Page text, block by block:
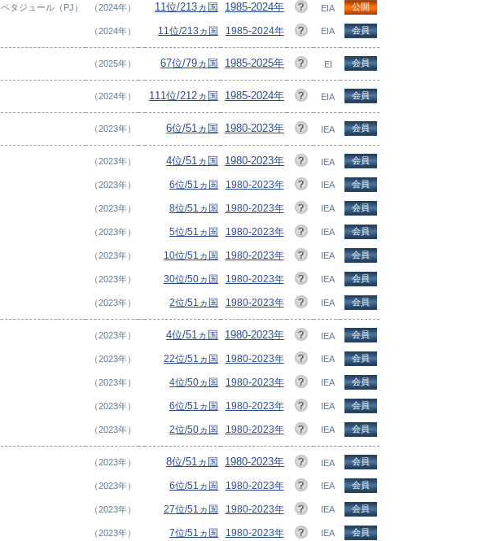
ペタジュール（PJ） （2024年） 11位/213ヵ国 1985-2024年 EIA 公開
（2024年） 11位/213ヵ国 1985-2024年 EIA 会員
（2025年） 67位/79ヵ国 1985-2025年 EI 会員
（2024年） 111位/212ヵ国 1985-2024年 EIA 会員
（2023年） 6位/51ヵ国 1980-2023年 IEA 会員
（2023年） 4位/51ヵ国 1980-2023年 IEA 会員
（2023年） 6位/51ヵ国 1980-2023年 IEA 会員
（2023年） 8位/51ヵ国 1980-2023年 IEA 会員
（2023年） 5位/51ヵ国 1980-2023年 IEA 会員
（2023年） 10位/51ヵ国 1980-2023年 IEA 会員
（2023年） 30位/50ヵ国 1980-2023年 IEA 会員
（2023年） 2位/51ヵ国 1980-2023年 IEA 会員
（2023年） 4位/51ヵ国 1980-2023年 IEA 会員
（2023年） 22位/51ヵ国 1980-2023年 IEA 会員
（2023年） 4位/50ヵ国 1980-2023年 IEA 会員
（2023年） 6位/51ヵ国 1980-2023年 IEA 会員
（2023年） 2位/50ヵ国 1980-2023年 IEA 会員
（2023年） 8位/51ヵ国 1980-2023年 IEA 会員
（2023年） 6位/51ヵ国 1980-2023年 IEA 会員
（2023年） 27位/51ヵ国 1980-2023年 IEA 会員
（2023年） 7位/51ヵ国 1980-2023年 IEA 会員